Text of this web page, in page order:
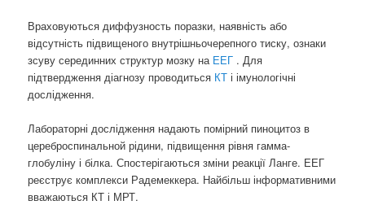
Враховуються диффузность поразки, наявність або
відсутність підвищеного внутрішньочерепного тиску, ознаки
зсуву серединних структур мозку на ЕЕГ . Для
підтвердження діагнозу проводиться КТі імунологічні
дослідження.
Лабораторні дослідження надають помірний пиноцитоз в
цереброспинальной рідини, підвищення рівня гамма-
глобуліну і білка. Спостерігаються зміни реакції Ланге. ЕЕГ
реєструє комплекси Радемеккера. Найбільш інформативними
вважаються КТ і МРТ.